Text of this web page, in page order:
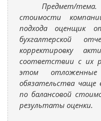
Предмет/
стоимости
подхода оценщик
бухгалтерской
корректировку
соответствии с их
этом
обязательства чаще
по балансовой
результаты оценки.